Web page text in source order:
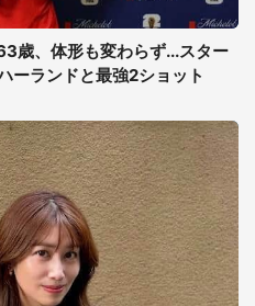
歳、体形も変わらず...スター
ーランドと最強2ショット